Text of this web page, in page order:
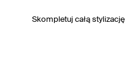
Skompletuj całą stylizację